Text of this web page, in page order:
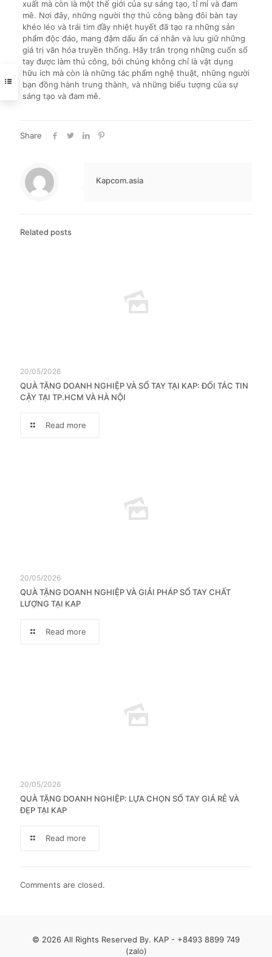
xuất mà còn là một thế giới của sự sáng tạo, tỉ mỉ và đam
mê. Nơi đây, những người thợ thủ công bằng đôi bàn tay
khéo léo và trái tim đầy nhiệt huyết đã tạo ra những sản
phẩm độc đáo, mang đậm dấu ấn cá nhân và lưu giữ những
giá trị văn hóa truyền thống. Hãy trân trọng những cuốn sổ
tay được làm thủ công, bởi chúng không chỉ là vật dụng
hữu ích mà còn là những tác phẩm nghệ thuật, những người
bạn đồng hành trung thành, và những biểu tượng của sự
sáng tạo và đam mê.
Share
Kapcom.asia
Related posts
20/05/2026
QUÀ TẶNG DOANH NGHIỆP VÀ SỔ TAY TẠI KAP: ĐỐI TÁC TIN
CẬY TẠI TP.HCM VÀ HÀ NỘI
Read more
20/05/2026
QUÀ TẶNG DOANH NGHIỆP VÀ GIẢI PHÁP SỔ TAY CHẤT
LƯỢNG TẠI KAP
Read more
20/05/2026
QUÀ TẶNG DOANH NGHIỆP: LỰA CHỌN SỔ TAY GIÁ RẺ VÀ
ĐẸP TẠI KAP
Read more
Comments are closed.
© 2026 All Rights Reserved By. KAP - +8493 8899 749
(zalo)